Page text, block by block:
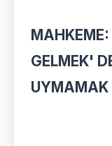
MAHKEME:
GELMEK'
UYMAMAK